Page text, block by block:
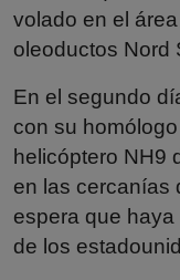
volado en el
oleoductos Nord
En el segundo
con su
helicóptero NH9
en las cercanías
espera que
de los